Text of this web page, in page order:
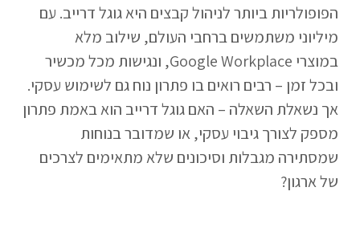
הפופולריות ביותר לניהול קבצים היא גוגל דרייב. עם
מיליוני משתמשים ברחבי העולם, שילוב מלא
במוצרי Google Workplace, ונגישות מכל מכשיר
ובכל זמן – רבים רואים בו פתרון נוח גם לשימוש עסקי.
אך נשאלת השאלה – האם גוגל דרייב הוא באמת פתרון
מספק לצורך גיבוי עסקי, או שמדובר בנוחות
שמסתירה מגבלות וסיכונים שלא מתאימים לצרכים
של ארגון?